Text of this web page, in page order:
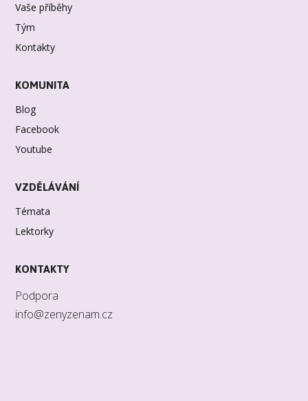
Vaše příběhy
Tým
Kontakty
KOMUNITA
Blog
Facebook
Youtube
VZDĚLÁVÁNÍ
Témata
Lektorky
KONTAKTY
Podpora
info@zenyzenam.cz